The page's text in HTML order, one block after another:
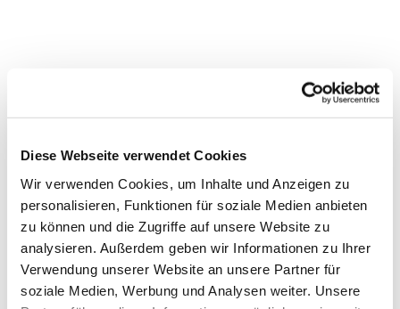
Diese Webseite verwendet Cookies
Wir verwenden Cookies, um Inhalte und Anzeigen zu
personalisieren, Funktionen für soziale Medien anbieten
zu können und die Zugriffe auf unsere Website zu
analysieren. Außerdem geben wir Informationen zu Ihrer
Verwendung unserer Website an unsere Partner für
soziale Medien, Werbung und Analysen weiter. Unsere